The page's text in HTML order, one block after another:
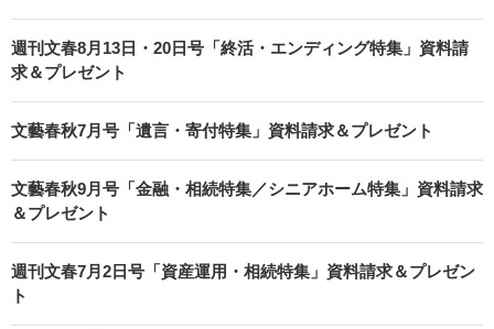
週刊文春8月13日・20日号「終活・エンディング特集」資料請
求＆プレゼント
文藝春秋7月号「遺言・寄付特集」資料請求＆プレゼント
文藝春秋9月号「金融・相続特集／シニアホーム特集」資料請求
＆プレゼント
週刊文春7月2日号「資産運用・相続特集」資料請求＆プレゼン
ト